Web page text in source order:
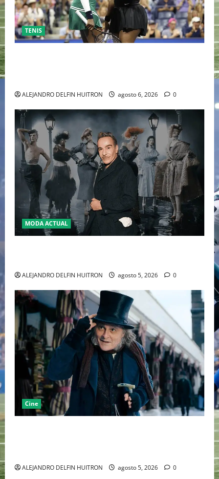
TENIS
ALEJANDRO DELFIN HUITRON agosto 6, 2026 0
MODA ACTUAL
ALEJANDRO DELFIN HUITRON agosto 5, 2026 0
Cine
ALEJANDRO DELFIN HUITRON agosto 5, 2026 0